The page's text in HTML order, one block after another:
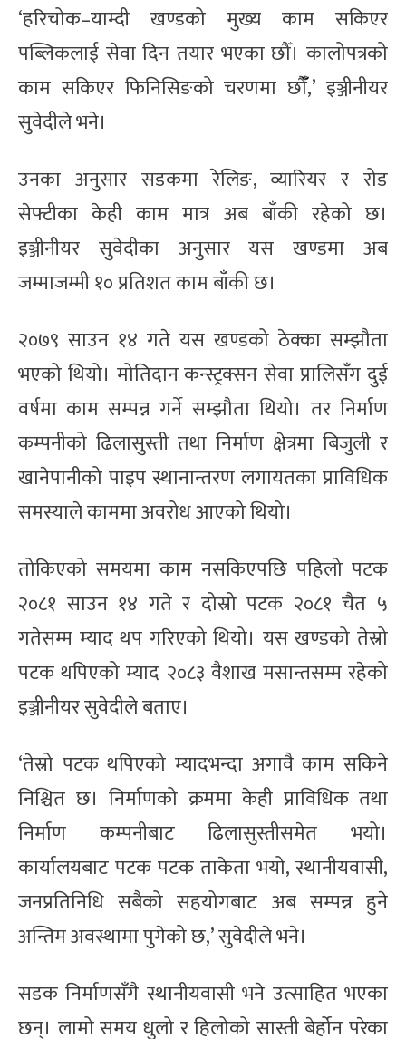
‘हरिचोक–याम्दी खण्डको मुख्य काम सकिएर
पब्लिकलाई सेवा दिन तयार भएका छौँ। कालोपत्रको
काम सकिएर फिनिसिङको चरणमा छौँँ,’ इञ्जीनीयर
सुवेदीले भने।
उनका अनुसार सडकमा रेलिङ, व्यारियर र रोड
सेफ्टीका केही काम मात्र अब बाँकी रहेको छ।
इञ्जीनीयर सुवेदीका अनुसार यस खण्डमा अब
जम्माजम्मी १० प्रतिशत काम बाँकी छ।
२०७९ साउन १४ गते यस खण्डको ठेक्का सम्झौता
भएको थियो। मोतिदान कन्स्ट्रक्सन सेवा प्रालिसँग दुई
वर्षमा काम सम्पन्न गर्ने सम्झौता थियो। तर निर्माण
कम्पनीको ढिलासुस्ती तथा निर्माण क्षेत्रमा बिजुली र
खानेपानीको पाइप स्थानान्तरण लगायतका प्राविधिक
समस्याले काममा अवरोध आएको थियो।
तोकिएको समयमा काम नसकिएपछि पहिलो पटक
२०८१ साउन १४ गते र दोस्रो पटक २०८१ चैत ५
गतेसम्म म्याद थप गरिएको थियो। यस खण्डको तेस्रो
पटक थपिएको म्याद २०८३ वैशाख मसान्तसम्म रहेको
इञ्जीनीयर सुवेदीले बताए।
‘तेस्रो पटक थपिएको म्यादभन्दा अगावै काम सकिने
निश्चित छ। निर्माणको क्रममा केही प्राविधिक तथा
निर्माण कम्पनीबाट ढिलासुस्तीसमेत भयो।
कार्यालयबाट पटक पटक ताकेता भयो, स्थानीयवासी,
जनप्रतिनिधि सबैको सहयोगबाट अब सम्पन्न हुने
अन्तिम अवस्थामा पुगेको छ,’ सुवेदीले भने।
सडक निर्माणसँगै स्थानीयवासी भने उत्साहित भएका
छन्। लामो समय धुलो र हिलोको सास्ती बेर्होन परेका